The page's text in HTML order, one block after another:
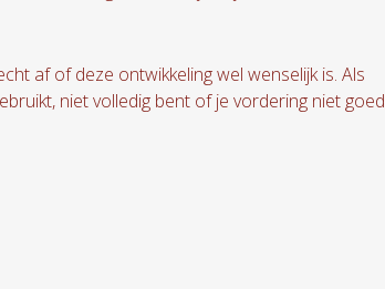
af of deze ontwikkeling wel wenselijk is. Als
niet volledig bent of je vordering niet goed